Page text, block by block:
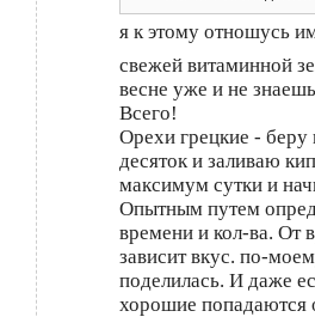
я к этому отношусь
свежей витаминной
весне уже и не
Всего!
Орехи грецкие - беру
десяток и заливаю
максимум сутки и
Опытным путем
времени и кол-ва. От
зависит вкус. по-
поделилась. И даже
хорошие попадаются